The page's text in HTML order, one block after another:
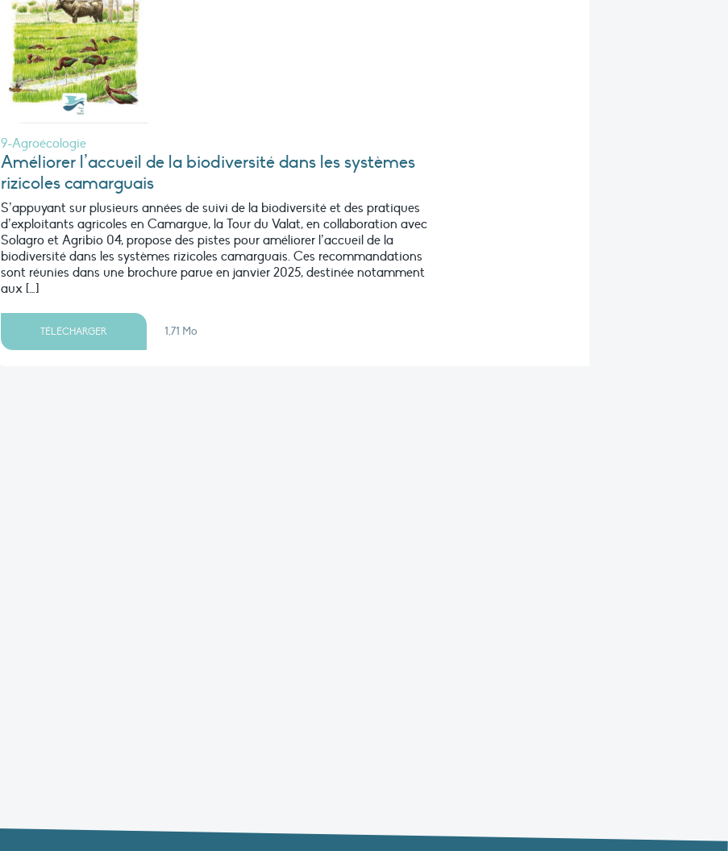
9-Agroécologie
Améliorer l’accueil de la biodiversité dans les systèmes
rizicoles camarguais
S’appuyant sur plusieurs années de suivi de la biodiversité et des pratiques
d’exploitants agricoles en Camargue, la Tour du Valat, en collaboration avec
Solagro et Agribio 04, propose des pistes pour améliorer l’accueil de la
biodiversité dans les systèmes rizicoles camarguais. Ces recommandations
sont réunies dans une brochure parue en janvier 2025, destinée notamment
aux […]
TÉLÉCHARGER 1,71 Mo